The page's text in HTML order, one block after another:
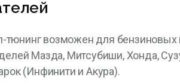
тюнинг возможен для бензиновых
Мазда, Митсубиши, Хонда,
(Инфинити и Акура).